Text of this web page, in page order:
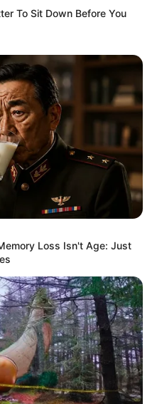
To Sit Down Before You
Loss Isn't Age: Just